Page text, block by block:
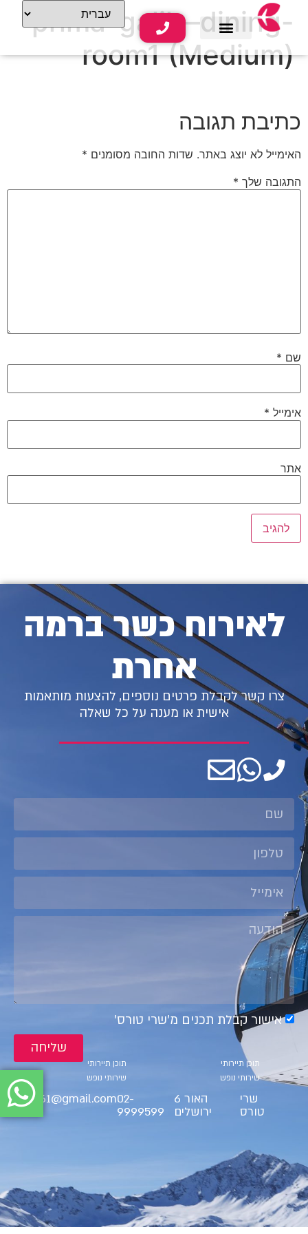
prima-galil—dining-
room1 (Medium)
כתיבת תגובה
האימייל לא יוצג באתר. שדות החובה מסומנים *
התגובה שלך *
שם *
אימייל *
אתר
לאירוח כשר ברמה
אחרת
צרו קשר לקבלת פרטים נוספים, להצעות מותאמות
אישית או מענה על כל שאלה
אישור קבלת תכנים מ׳שרי טורס׳
שליחה
תוכן תיירותי
שירותי נופש
תוכן תיירותי
שירותי נופש
שרי
טורס
האור 6
ירושלים
02-
9999599
ct9561@gmail.com